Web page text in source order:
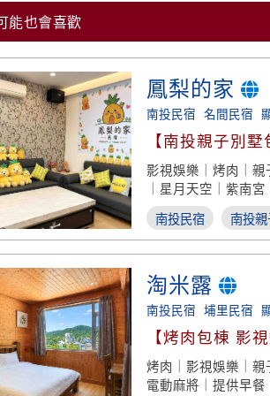
能也會喜歡
鳳梨的家
南投民宿 名間民宿
【南投親子別
影視娛樂｜烤肉｜
｜星月天空｜紫南
南投民宿 南投
淘米露
南投民宿 埔里民宿
【烤肉包棟 影
烤肉｜影視娛樂｜親
電動麻將｜提供早餐